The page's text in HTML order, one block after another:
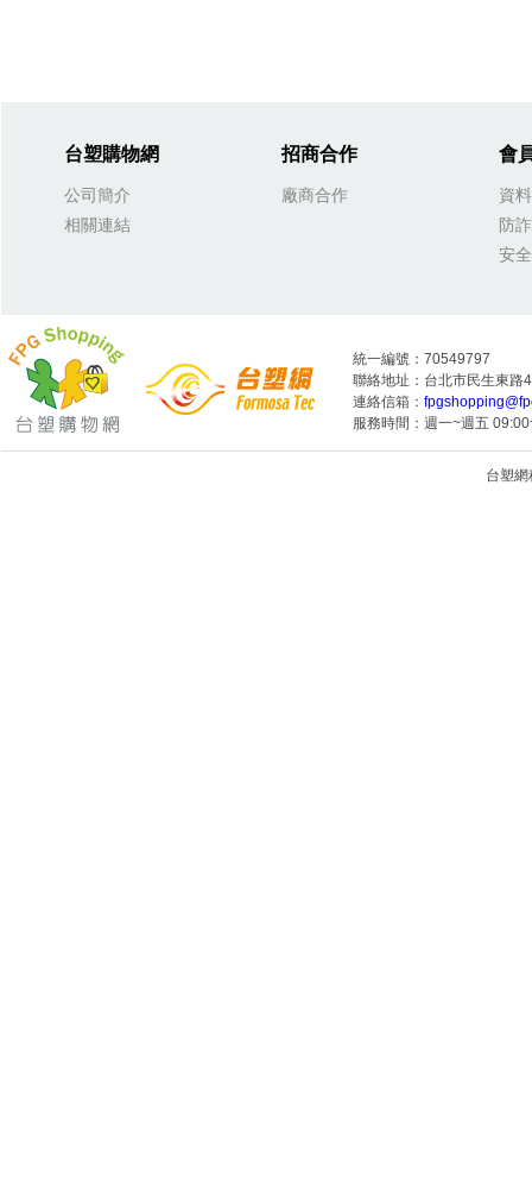
台塑購物網
公司簡介
相關連結
招商合作
廠商合作
會
資
防
安
統一編號：70549797
聯絡地址：台北市民生東路
連絡信箱：
服務時間：週一~週五
台塑